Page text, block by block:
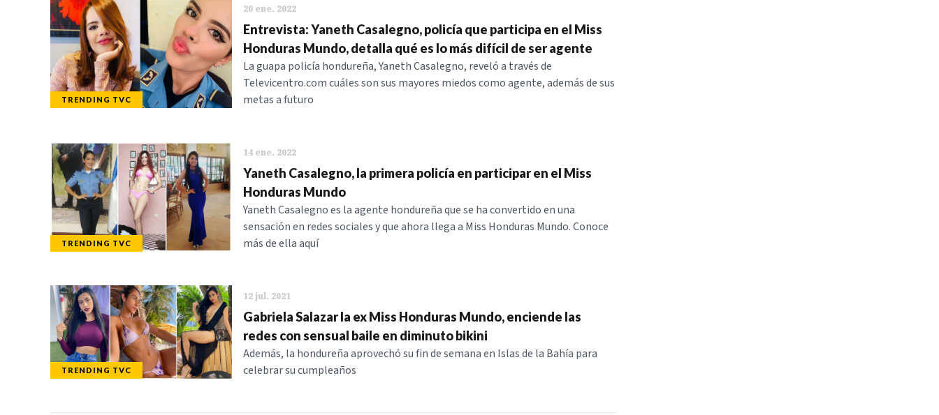
TRENDING TVC
20 ene. 2022
Entrevista: Yaneth Casalegno, policía que participa en el Miss
Honduras Mundo, detalla qué es lo más difícil de ser agente
La guapa policía hondureña, Yaneth Casalegno, reveló a través de
Televicentro.com cuáles son sus mayores miedos como agente, además de sus
metas a futuro
TRENDING TVC
14 ene. 2022
Yaneth Casalegno, la primera policía en participar en el Miss
Honduras Mundo
Yaneth Casalegno es la agente hondureña que se ha convertido en una
sensación en redes sociales y que ahora llega a Miss Honduras Mundo. Conoce
más de ella aquí
TRENDING TVC
12 jul. 2021
Gabriela Salazar la ex Miss Honduras Mundo, enciende las
redes con sensual baile en diminuto bikini
Además, la hondureña aprovechó su fin de semana en Islas de la Bahía para
celebrar su cumpleaños